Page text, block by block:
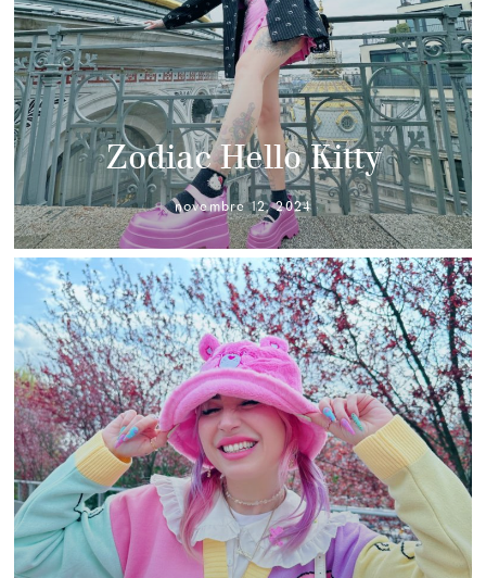
Zodiac Hello Kitty
novembre 12, 2024